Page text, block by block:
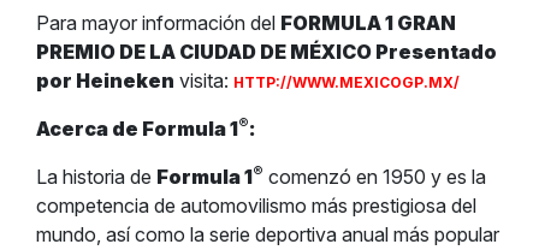
Para mayor información del FORMULA 1 GRAN
PREMIO DE LA CIUDAD DE MÉXICO Presentado
por Heineken visita: HTTP://WWW.MEXICOGP.MX/
Acerca de Formula 1®:
La historia de Formula 1® comenzó en 1950 y es la
competencia de automovilismo más prestigiosa del
mundo, así como la serie deportiva anual más popular